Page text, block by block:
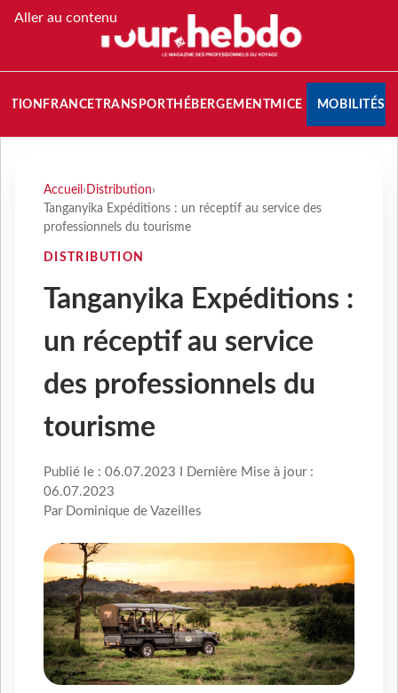
Aller au contenu
FRANCETRANSPORT HÉBERGEMENTMICE MOBILITÉS
Accueil › Distribution›
Tanganyika Expéditions : un réceptif au service des
professionnels du tourisme
DISTRIBUTION
Tanganyika Expéditions :
un réceptif au service
des professionnels du
tourisme
Publié le : 06.07.2023 I Dernière Mise à jour :
06.07.2023
Par Dominique de Vazeilles